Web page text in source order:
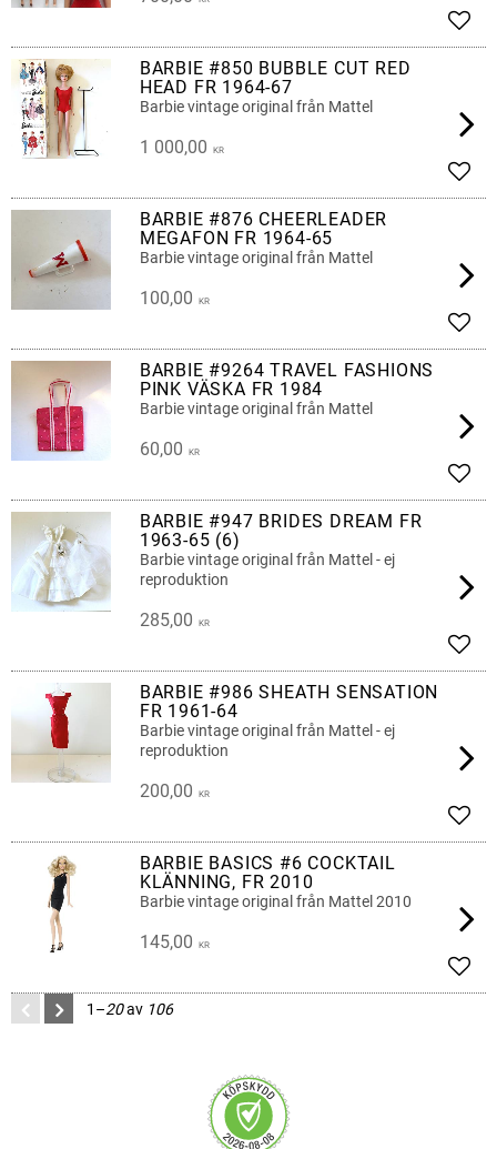
BARBIE #850 BUBBLE CUT RED
HEAD FR 1964-67
Barbie vintage original från Mattel
1 000,00 KR
BARBIE #876 CHEERLEADER
MEGAFON FR 1964-65
Barbie vintage original från Mattel
100,00 KR
BARBIE #9264 TRAVEL FASHIONS
PINK VÄSKA FR 1984
Barbie vintage original från Mattel
60,00 KR
BARBIE #947 BRIDES DREAM FR
1963-65 (6)
Barbie vintage original från Mattel - ej
reproduktion
285,00 KR
BARBIE #986 SHEATH SENSATION
FR 1961-64
Barbie vintage original från Mattel - ej
reproduktion
200,00 KR
BARBIE BASICS #6 COCKTAIL
KLÄNNING, FR 2010
Barbie vintage original från Mattel 2010
145,00 KR
1–20av 106